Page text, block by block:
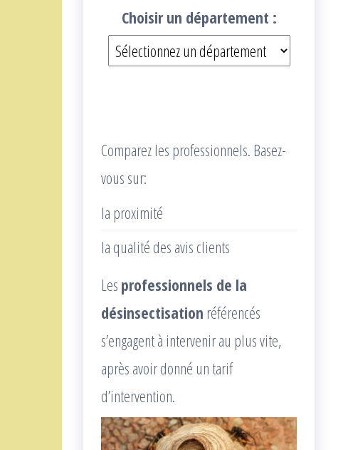
Choisir un département :
Comparez les professionnels. Basez-
vous sur:
la proximité
la qualité des avis clients
Les professionnels de la
désinsectisation référencés
s’engagent à intervenir au plus vite,
après avoir donné un tarif
d’intervention.